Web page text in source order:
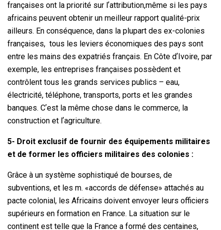
françaises ont la priorité sur lʼattribution,même si les pays
africains peuvent obtenir un meilleur rapport qualité-prix
ailleurs. En conséquence, dans la plupart des ex-colonies
françaises, tous les leviers économiques des pays sont
entre les mains des expatriés français. En Côte dʼIvoire, par
exemple, les entreprises françaises possèdent et
contrôlent tous les grands services publics – eau,
électricité, téléphone, transports, ports et les grandes
banques. Cʼest la même chose dans le commerce, la
construction et lʼagriculture.
5- Droit exclusif de fournir des équipements militaires
et de former les officiers militaires des colonies :
Grâce à un système sophistiqué de bourses, de
subventions, et les m. «accords de défense» attachés au
pacte colonial, les Africains doivent envoyer leurs officiers
supérieurs en formation en France. La situation sur le
continent est telle que la France a formé des centaines,